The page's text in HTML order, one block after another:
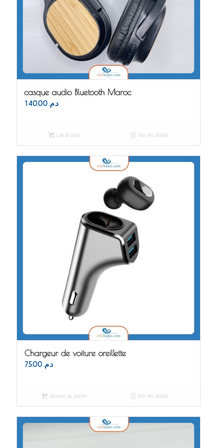
casque audio Bluetooth Maroc
د.م. 140.00
Lire la suite Voir les détails
Chargeur de voiture oreillette
د.م. 75.00
Ajouter au panier Voir les détails